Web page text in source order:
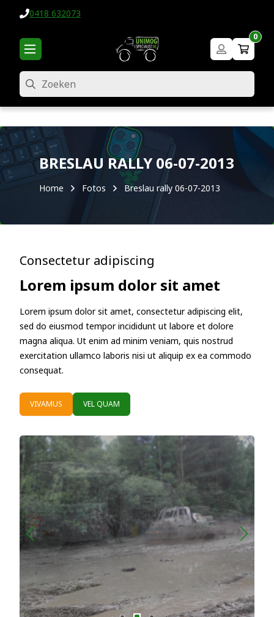
0418 632073
0
Zoeken
BRESLAU RALLY 06-07-2013
Home Fotos Breslau rally 06-07-2013
Consectetur adipiscing
Lorem ipsum dolor sit amet
Lorem ipsum dolor sit amet, consectetur adipiscing elit,
sed do eiusmod tempor incididunt ut labore et dolore
magna aliqua. Ut enim ad minim veniam, quis nostrud
exercitation ullamco laboris nisi ut aliquip ex ea commodo
consequat.
VIVAMUS VEL QUAM